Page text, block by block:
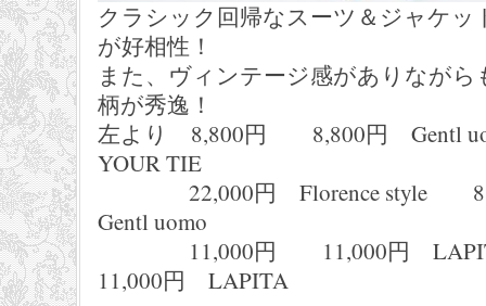
クラシック回帰なスーツ＆ジャケ
が好相性！
また、ヴィンテージ感がありなが
柄が秀逸！
左より 8,800円 8,800円 Gentl
YOUR TIE
22,000円 Florence style
Gentl uomo
11,000円 11,000円
11,000円 LAPITA